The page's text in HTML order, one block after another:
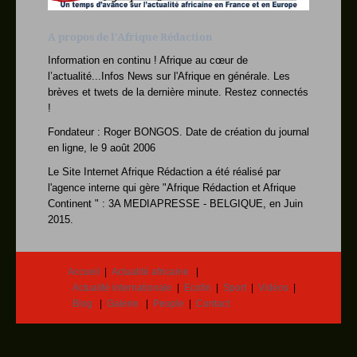
télévision locale WRCB (affil
événements tragiques survenu
Le régime de Kabila
Bureau Co
Congo : Plus de 22.0
Plus de 22’000 chrétiens
RDC-Matete : la loi
Les policiers du district de
Mont Amba et le
du lycée Kabambare, 91 %,
Niger : 4 nouvelles
©
Autre presse
Bénin : La 3e éditio
S.E. M. Sidiki Kaba et le no
Prendre un avion en
Un aéronef de marque
Fokker 50 de la Com
Image du jour…
Et aujourd'hui cette girouette
A propos de l'Afrique Rédaction
Information en continu ! Afrique au cœur de
l’actualité...Infos News sur l'Afrique en générale. Les
brèves et twets de la dernière minute. Restez connectés
!
Fondateur : Roger BONGOS. Date de création du journal
en ligne, le 9 août 2006
Le Site Internet Afrique Rédaction a été réalisé par
l'agence interne qui gère "Afrique Rédaction et Afrique
Continent " : 3A MEDIAPRESSE - BELGIQUE, en Juin
2015.
Accueil
Actualité africaine
Actualité internationale
Ecofin Sport
Vidéos
Blog
Galerie People Contact